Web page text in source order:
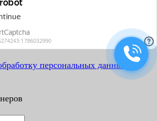
персональных данных